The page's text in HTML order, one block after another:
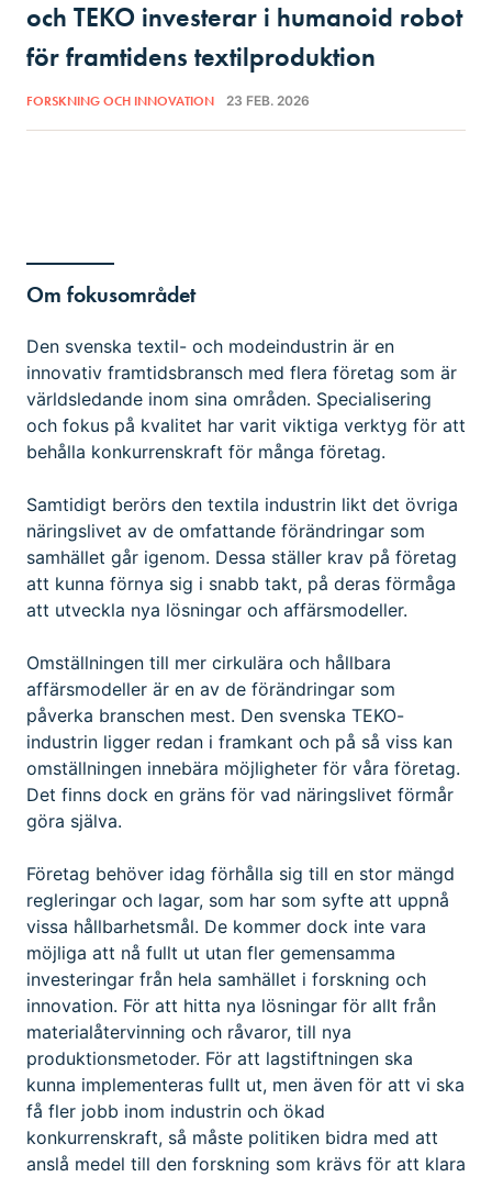
och TEKO investerar i humanoid robot
för framtidens textilproduktion
FORSKNING OCH INNOVATION 23 FEB. 2026
Om fokusområdet
Den svenska textil- och modeindustrin är en
innovativ framtidsbransch med flera företag som är
världsledande inom sina områden. Specialisering
och fokus på kvalitet har varit viktiga verktyg för att
behålla konkurrenskraft för många företag.
Samtidigt berörs den textila industrin likt det övriga
näringslivet av de omfattande förändringar som
samhället går igenom. Dessa ställer krav på företag
att kunna förnya sig i snabb takt, på deras förmåga
att utveckla nya lösningar och affärsmodeller.
Omställningen till mer cirkulära och hållbara
affärsmodeller är en av de förändringar som
påverka branschen mest. Den svenska TEKO-
industrin ligger redan i framkant och på så viss kan
omställningen innebära möjligheter för våra företag.
Det finns dock en gräns för vad näringslivet förmår
göra själva.
Företag behöver idag förhålla sig till en stor mängd
regleringar och lagar, som har som syfte att uppnå
vissa hållbarhetsmål. De kommer dock inte vara
möjliga att nå fullt ut utan fler gemensamma
investeringar från hela samhället i forskning och
innovation. För att hitta nya lösningar för allt från
materialåtervinning och råvaror, till nya
produktionsmetoder. För att lagstiftningen ska
kunna implementeras fullt ut, men även för att vi ska
få fler jobb inom industrin och ökad
konkurrenskraft, så måste politiken bidra med att
anslå medel till den forskning som krävs för att klara